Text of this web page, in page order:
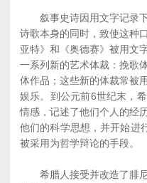
叙事史诗因用文字记录下
诗歌本身的同时，致使这种
亚特》和《奥德赛》被用文
一系列新的艺术体裁：挽歌
体作品；这些新的体裁常被
娱乐。到公元前6世纪末，
情感，记述了他们个人的经
他们的科学思想，并开始进
被采用为哲学辩论的手段。
希腊人接受并改造了腓尼